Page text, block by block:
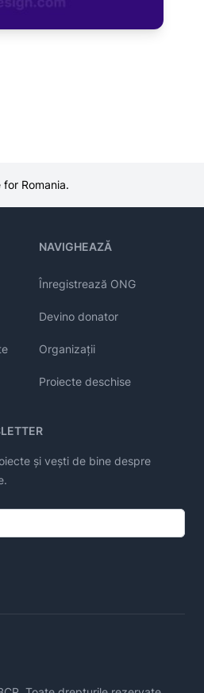
Romania.
NAVIGHEAZĂ
Înregistrează ONG
Devino donator
Organizații
Proiecte deschise
și vești de bine despre